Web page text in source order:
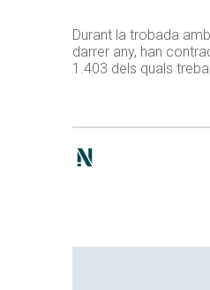
Durant la trobada
darrer any, han
1.403 dels quals